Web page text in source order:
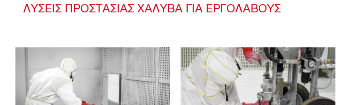
ΛΎΣΕΙΣ ΠΡΟΣΤΑΣΊΑΣ ΧΆΛΥΒΑ ΓΙΑ ΕΡΓΟΛΆΒΟΥΣ